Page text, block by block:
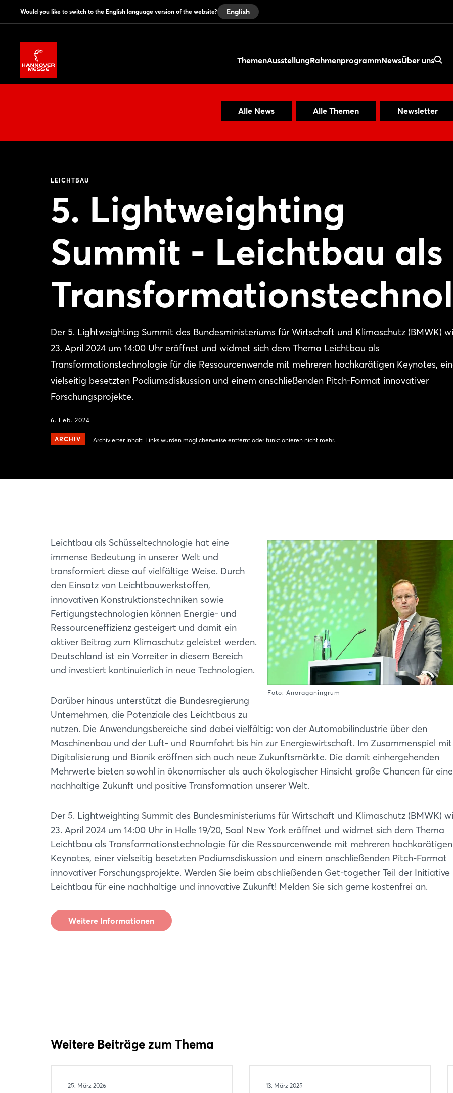
Would you like to switch to the English language version of the website? English
ThemenAusstellungRahmenprogrammNewsÜber uns
Alle News Alle Themen Newsletter
LEICHTBAU
5. Lightweighting
Summit - Leichtbau als
Der 5. Lightweighting Summit des Bundesministeriums für Wirtschaft und Klimaschutz (BMWK)
23. April 2024 um 14:00 Uhr eröffnet und widmet sich dem Thema Leichtbau als
Transformationstechnologie für die Ressourcenwende mit mehreren hochkarätigen Keynotes,
vielseitig besetzten Podiumsdiskussion und einem anschließenden Pitch-Format innovativer
Forschungsprojekte.
6. Feb. 2024
ARCHIV Archivierter Inhalt: Links wurden möglicherweise entfernt oder funktionieren nicht mehr.
Foto: Anoraganingrum
Leichtbau als Schüsseltechnologie hat eine
immense Bedeutung in unserer Welt und
transformiert diese auf vielfältige Weise. Durch
den Einsatz von Leichtbauwerkstoffen,
innovativen Konstruktionstechniken sowie
Fertigungstechnologien können Energie- und
Ressourceneffizienz gesteigert und damit ein
aktiver Beitrag zum Klimaschutz geleistet werden.
Deutschland ist ein Vorreiter in diesem Bereich
und investiert kontinuierlich in neue Technologien.
Darüber hinaus unterstützt die Bundesregierung
Unternehmen, die Potenziale des Leichtbaus zu
nutzen. Die Anwendungsbereiche sind dabei vielfältig: von der Automobilindustrie über den
Maschinenbau und der Luft- und Raumfahrt bis hin zur Energiewirtschaft. Im Zusammenspiel mit
Digitalisierung und Bionik eröffnen sich auch neue Zukunftsmärkte. Die damit einhergehenden
Mehrwerte bieten sowohl in ökonomischer als auch ökologischer Hinsicht große Chancen für eine
nachhaltige Zukunft und positive Transformation unserer Welt.
Der 5. Lightweighting Summit des Bundesministeriums für Wirtschaft und Klimaschutz (BMWK)
23. April 2024 um 14:00 Uhr in Halle 19/20, Saal New York eröffnet und widmet sich dem Thema
Leichtbau als Transformationstechnologie für die Ressourcenwende mit mehreren hochkarätigen
Keynotes, einer vielseitig besetzten Podiumsdiskussion und einem anschließenden Pitch-Format
innovativer Forschungsprojekte. Werden Sie beim abschließenden Get-together Teil der Initiative
Leichtbau für eine nachhaltige und innovative Zukunft! Melden Sie sich gerne kostenfrei an.
Weitere Informationen
Weitere Beiträge zum Thema
25. März 2026 13. März 2025